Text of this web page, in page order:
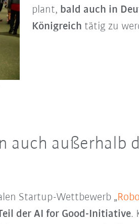
plant, bald auch in
Königreich tätig zu
auch außerhalb
Startup-Wettbewerb „
der AI for Good-Initiative.